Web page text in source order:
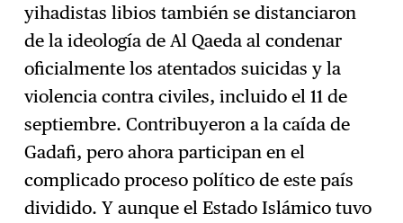
yihadistas libios también se distanciaron
de la ideología de Al Qaeda al condenar
oficialmente los atentados suicidas y la
violencia contra civiles, incluido el 11 de
septiembre. Contribuyeron a la caída de
Gadafi, pero ahora participan en el
complicado proceso político de este país
dividido. Y aunque el Estado Islámico tuvo